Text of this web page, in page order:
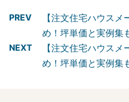
って紹介が続いている、
というお話には驚きを隠
せませんでした。 ご家族
から親族、友人からその
親族へと、家族ぐるみで
紹介します。 県内で施工
をお考えの方は是非参考
にしてみてください。 ハ
ウスメーカーとの打ち合
PREV
【注文住宅ハウス
め！坪単価と実例集
NEXT
【注文住宅ハウス
め！坪単価と実例集